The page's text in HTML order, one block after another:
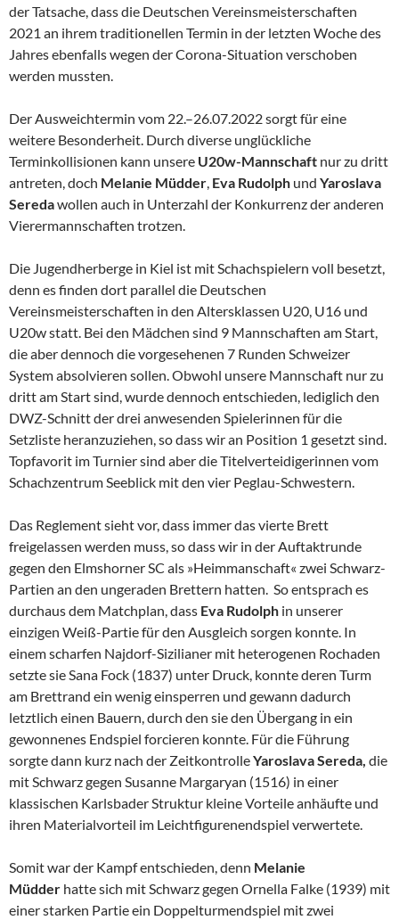
der Tatsache, dass die Deutschen Vereinsmeisterschaften
2021 an ihrem traditionellen Termin in der letzten Woche des
Jahres ebenfalls wegen der Corona-Situation verschoben
werden mussten.
Der Ausweichtermin vom 22.–26.07.2022 sorgt für eine
weitere Besonderheit. Durch diverse unglückliche
Terminkollisionen kann unsere U20w-Mannschaft nur zu dritt
antreten, doch Melanie Müdder, Eva Rudolph und Yaroslava
Seredawollen auch in Unterzahl der Konkurrenz der anderen
Vierermannschaften trotzen.
Die Jugendherberge in Kiel ist mit Schachspielern voll besetzt,
denn es finden dort parallel die Deutschen
Vereinsmeisterschaften in den Altersklassen U20, U16 und
U20w statt. Bei den Mädchen sind 9 Mannschaften am Start,
die aber dennoch die vorgesehenen 7 Runden Schweizer
System absolvieren sollen. Obwohl unsere Mannschaft nur zu
dritt am Start sind, wurde dennoch entschieden, lediglich den
DWZ-Schnitt der drei anwesenden Spielerinnen für die
Setzliste heranzuziehen, so dass wir an Position 1 gesetzt sind.
Topfavorit im Turnier sind aber die Titelverteidigerinnen vom
Schachzentrum Seeblick mit den vier Peglau-Schwestern.
Das Reglement sieht vor, dass immer das vierte Brett
freigelassen werden muss, so dass wir in der Auftaktrunde
gegen den Elmshorner SC als »Heimmanschaft« zwei Schwarz-
Partien an den ungeraden Brettern hatten. So entsprach es
durchaus dem Matchplan, dass Eva Rudolph in unserer
einzigen Weiß-Partie für den Ausgleich sorgen konnte. In
einem scharfen Najdorf-Sizilianer mit heterogenen Rochaden
setzte sie Sana Fock (1837) unter Druck, konnte deren Turm
am Brettrand ein wenig einsperren und gewann dadurch
letztlich einen Bauern, durch den sie den Übergang in ein
gewonnenes Endspiel forcieren konnte. Für die Führung
sorgte dann kurz nach der ZeitkontrolleYaroslava Sereda, die
mit Schwarz gegen Susanne Margaryan (1516) in einer
klassischen Karlsbader Struktur kleine Vorteile anhäufte und
ihren Materialvorteil im Leichtfigurenendspiel verwertete.
Somit war der Kampf entschieden, denn Melanie
Müdder hatte sich mit Schwarz gegen Ornella Falke (1939) mit
einer starken Partie ein Doppelturmendspiel mit zwei